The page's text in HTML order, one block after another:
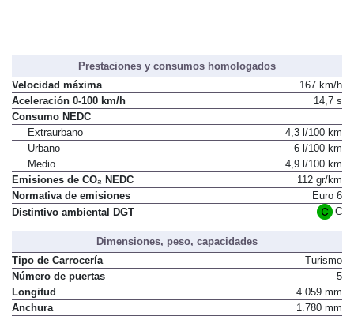
Prestaciones y consumos homologados
Velocidad máxima
167 km/h
Aceleración 0-100 km/h
14,7 s
Consumo NEDC
Extraurbano
4,3 l/100 km
Urbano
6 l/100 km
Medio
4,9 l/100 km
Emisiones de CO₂ NEDC
112 gr/km
Normativa de emisiones
Euro 6
Distintivo ambiental DGT
C
Dimensiones, peso, capacidades
Tipo de Carrocería
Turismo
Número de puertas
5
Longitud
4.059 mm
Anchura
1.780 mm